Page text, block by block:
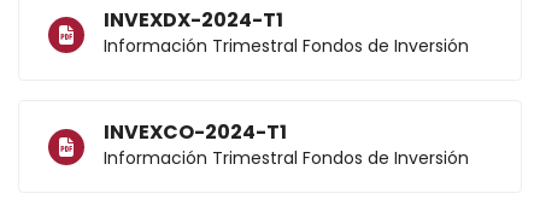
INVEXDX-2024-T1
Información Trimestral Fondos de Inversión
INVEXCO-2024-T1
Información Trimestral Fondos de Inversión